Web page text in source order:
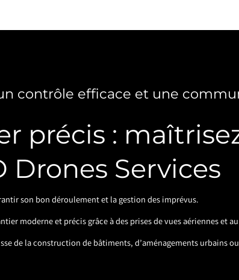
contrôle efficace et une
précis :
Drones Services
son bon déroulement et la gestion des imprévus.
moderne et précis grâce à des prises de vues aériennes et
de la construction de bâtiments, d’aménagements urbains